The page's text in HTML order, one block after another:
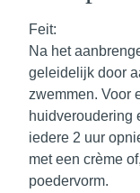
Feit:
Na het
geleidelijk door
zwemmen. Voor
huidveroudering
iedere 2 uur
met een crème
poedervorm.